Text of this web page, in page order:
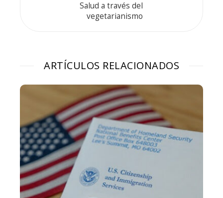
Salud a través del
vegetarianismo
ARTÍCULOS RELACIONADOS